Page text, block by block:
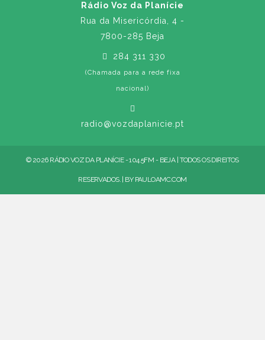
Rádio Voz da Planície
Rua da Misericórdia, 4 -
7800-285 Beja
284 311 330
(Chamada para a rede fixa
nacional)
radio@vozdaplanicie.pt
© 2026 RÁDIO VOZ DA PLANÍCIE - 104.5FM - BEJA | TODOS OS DIREITOS
RESERVADOS. | BY PAULOAMC.COM